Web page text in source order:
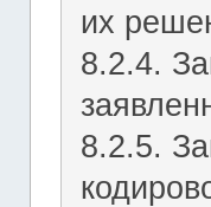
их
8.2.4.
8.2.5.